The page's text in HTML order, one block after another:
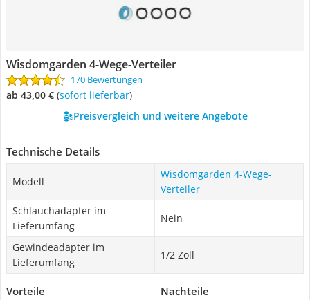
Wisdomgarden 4-Wege-Verteiler
170 Bewertungen
ab 43,00 € ( Sofort lieferbar)
Preisvergleich und weitere Angebote
Technische Details
Modell
Wisdomgarden 4-Wege-
Verteiler
Schlauchadapter im
Lieferumfang
Nein
Gewindeadapter im
Lieferumfang
1/2 Zoll
Vorteile Nachteile